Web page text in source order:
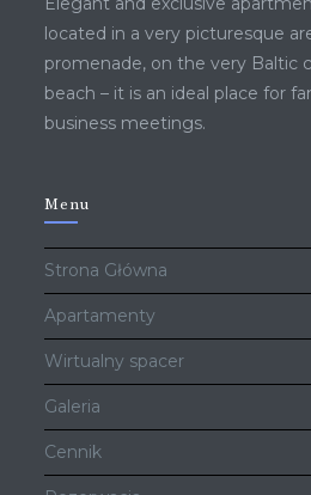
located in a very picturesque
promenade, on the very Baltic
beach – it is an ideal place for
business meetings.
Menu
Strona Główna
Apartamenty
Wirtualny spacer
Galeria
Cennik